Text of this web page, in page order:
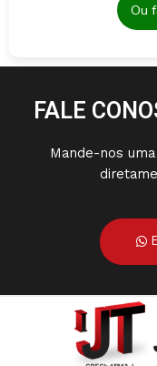
Ou
FALE
Mande-nos